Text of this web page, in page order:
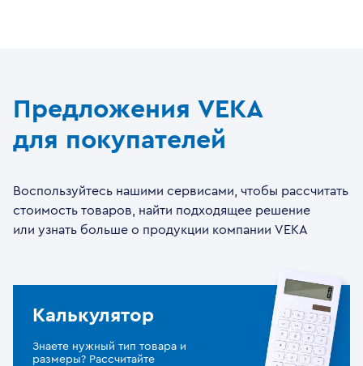
Предложения VEKA
для покупателей
Воспользуйтесь нашими сервисами, чтобы рассчитать
стоимость товаров, найти подходящее решение
или узнать больше о продукции компании VEKA
Калькулятор
Знаете нужный тип товара и
размеры? Рассчитайте